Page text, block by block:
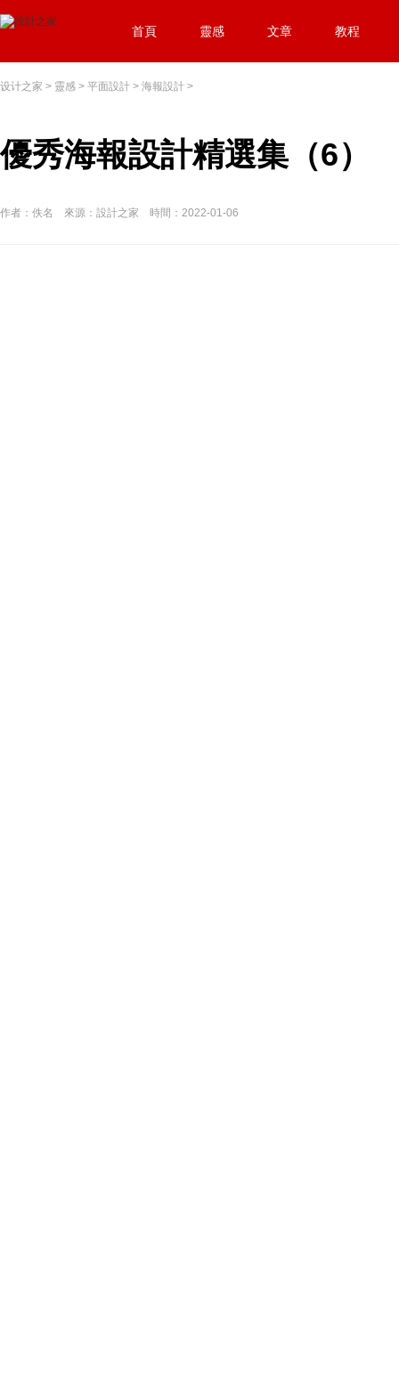
首頁 靈感 文章 教程
设计之家 > 靈感 > 平面設計 > 海報設計 >
優秀海報設計精選集（6）
作者：佚名 來源：設計之家 時間：2022-01-06